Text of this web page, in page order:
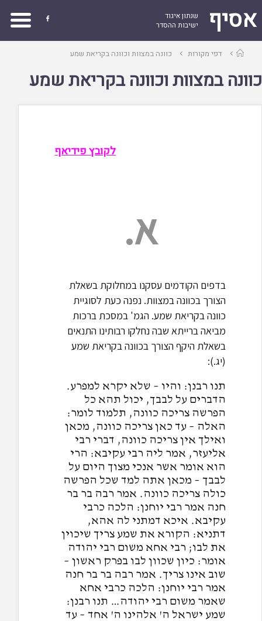
אסיף
שנתון איגוד
ישיבות ההסדר

עמודדפי מקורות כוונה במצוות וכוונה בקריאת שמע
כוונה במצוות וכוונה בקריאת שמע
לקובץ פידיאף
א.
בדפים הקודמים עסקנו במחלוקת בשאלת
הצורך בכוונה במצוות. נפנה כעת לסוגיית
כוונה בקריאת שמע. הגמ' במסכת ברכות
מביאה ברייתא שבה נחלקו רבותינו התנאים
בשאלת היקף הצורך בכוונה בקריאת שמע
(יג.):
תנו רבנן: והיו – שלא יקרא למפרע.
הדברים על לבבך, יכול תהא כל
הפרשה צריכה כוונה, תלמוד לומר:
האלה – עד כאן צריכה כוונה, מכאן
ואילך אין צריכה כוונה, דברי רבי
אליעזר, אמר ליה רבי עקיבא: הרי
הוא אומר אשר אנכי מצוך היום על
לבבך – מכאן אתה למד שכל הפרשה
כולה צריכה כוונה. אמר רבה בר בר
חנה אמר רבי יוחנן: הלכה כרבי
עקיבא. איכא דמתני לה אהא,
דתניא: הקורא את שמע צריך שיכוין
את לבו; רבי אחא משום רבי יהודה
אומר: כיון שכוון לבו בפרק ראשון –
שוב אינו צריך. אמר רבה בר בר חנה
אמר רבי יוחנן: הלכה כרבי אחא
שאמר משום רבי יהודה… תנו רבנן:
שמע ישראל ה' אלהינו ה' אחד – עד